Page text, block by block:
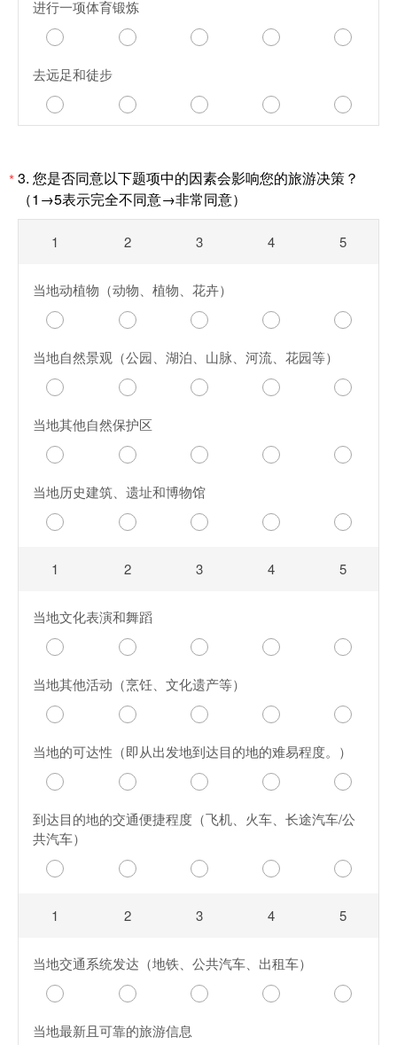
进行一项体育锻炼
去远足和徒步
*3. 您是否同意以下题项中的因素会影响您的旅游决策？
（1→5表示完全不同意→非常同意）
1 2 3 4 5
当地动植物（动物、植物、花卉）
当地自然景观（公园、湖泊、山脉、河流、花园等）
当地其他自然保护区
当地历史建筑、遗址和博物馆
1 2 3 4 5
当地文化表演和舞蹈
当地其他活动（烹饪、文化遗产等）
当地的可达性（即从出发地到达目的地的难易程度。）
到达目的地的交通便捷程度（飞机、火车、长途汽车/公
共汽车）
1 2 3 4 5
当地交通系统发达（地铁、公共汽车、出租车）
当地最新且可靠的旅游信息